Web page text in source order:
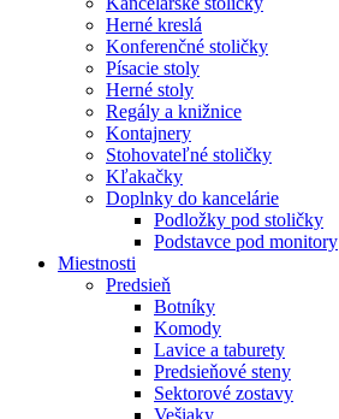
Herné kreslá
Konferenčné stoličky
Písacie stoly
Herné stoly
Regály a knižnice
Kontajnery
Stohovateľné stoličky
Kľakačky
Doplnky do kancelárie
Podložky pod stoličky
Podstavce pod monitory
Miestnosti
Predsieň
Botníky
Komody
Lavice a taburety
Predsieňové steny
Sektorové zostavy
Vešiaky